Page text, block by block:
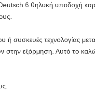
6 θηλυκή υποδοχή
ή συσκευές τεχνολογίας
στην εξόρμηση. Αυτό το